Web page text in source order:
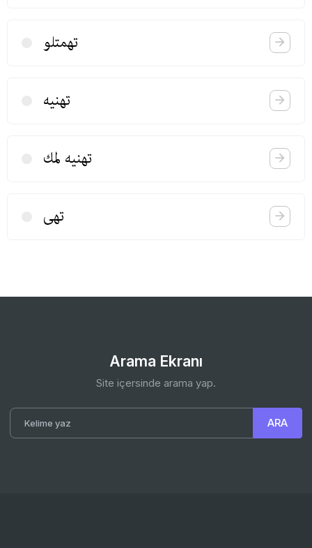
تهمتلو
تهنیه
تهنیه‌ لمك
تهی
Arama Ekranı
Site içersinde arama yap.